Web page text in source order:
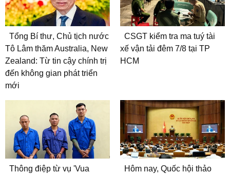
Tổng Bí thư, Chủ tịch nước
Tô Lâm thăm Australia, New
Zealand: Từ tin cậy chính trị
đến không gian phát triển
mới
CSGT kiểm tra ma tuý tài
xế vận tải đêm 7/8 tại TP
HCM
Thông điệp từ vụ 'Vua
Hôm nay, Quốc hội thảo